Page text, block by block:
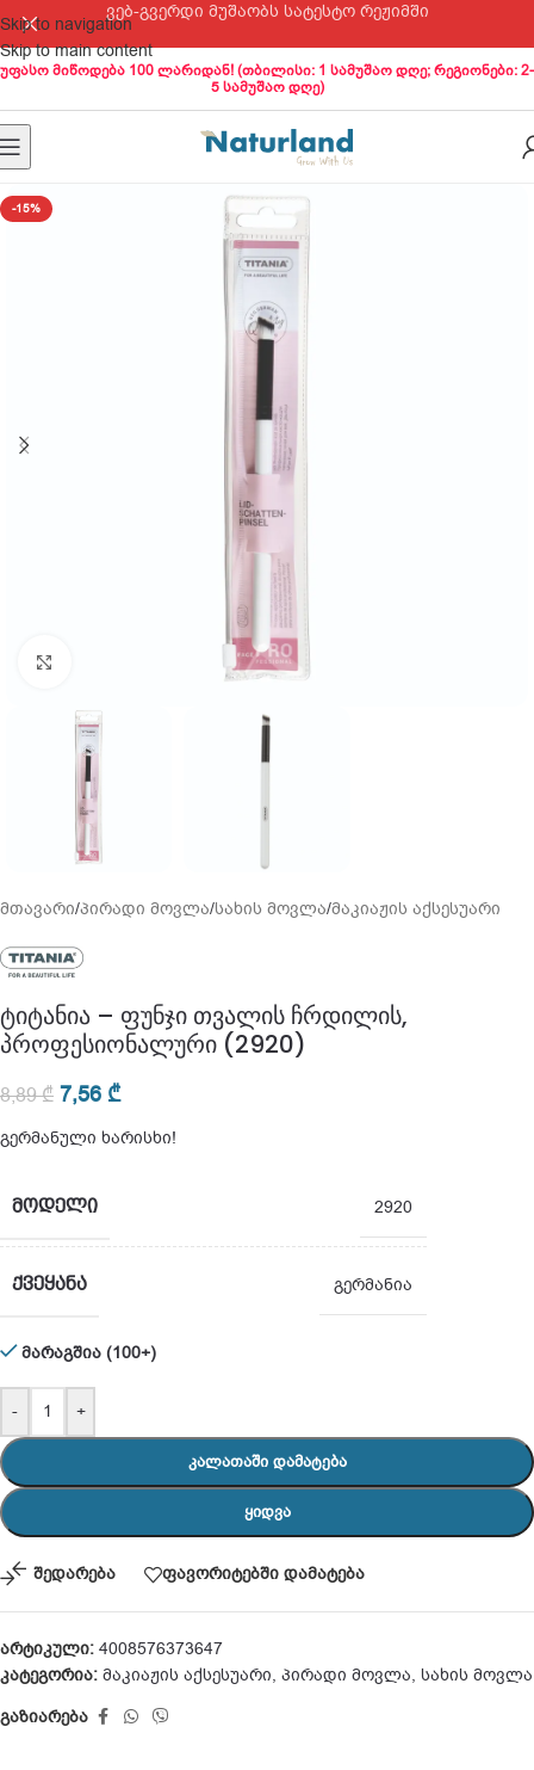
Skip to navigation
Skip to main content
ვებ-გვერდი მუშაობს სატესტო რეჟიმში
უფასო მიწოდება 100 ლარიდან! (თბილისი: 1 სამუშაო დღე; რეგიონები: 2-
5 სამუშაო დღე)
-15%
მთავარი/პირადი მოვლა/სახის მოვლა/მაკიაჟის აქსესუარი
ტიტანია – ფუნჯი თვალის ჩრდილის,
პროფესიონალური (2920)
8,89₾ 7,56 ₾
გერმანული ხარისხი!
ᲛᲝᲓᲔᲚᲘ 2920
ᲥᲕᲔᲧᲐᲜᲐ გერმანია
მარაგშია (100+)
- +
ᲙᲐᲚᲐᲗᲐᲨᲘ ᲓᲐᲛᲐᲢᲔᲑᲐ
ᲧᲘᲓᲕᲐ
შედარება ფავორიტებში დამატება
არტიკული: 4008576373647
კატეგორია: მაკიაჟის აქსესუარი, პირადი მოვლა, სახის მოვლა
გაზიარება